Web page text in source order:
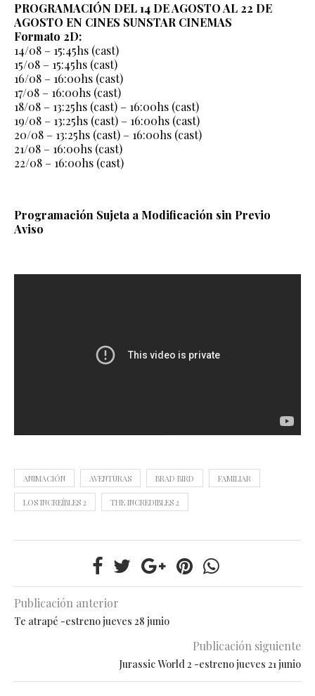
PROGRAMACIÓN DEL 14 DE AGOSTO AL 22 DE
AGOSTO EN CINES SUNSTAR CINEMAS
Formato 2D:
14/08 – 15:45hs (cast)
15/08 – 15:45hs (cast)
16/08 – 16:00hs (cast)
17/08 – 16:00hs (cast)
18/08 – 13:25hs (cast) – 16:00hs (cast)
19/08 – 13:25hs (cast) – 16:00hs (cast)
20/08 – 13:25hs (cast) – 16:00hs (cast)
21/08 – 16:00hs (cast)
22/08 – 16:00hs (cast)
Programación Sujeta a Modificación sin Previo
Aviso
ANIMACIÓN AVENTURAS BRAD BIRD FAMILIAR
LOS INCREÍBLES 2 THE INCREDIBLES 2
Publicación anterior
Te atrapé -estreno jueves 28 junio
Publicación siguiente
Jurassic World 2 -estreno jueves 21 junio